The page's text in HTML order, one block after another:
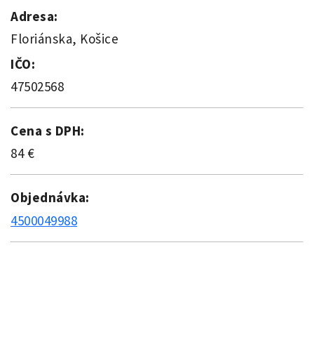
Adresa:
Floriánska, Košice
IČO:
47502568
Cena s DPH:
84 €
Objednávka:
4500049988